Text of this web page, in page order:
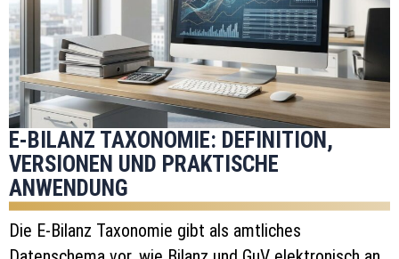
E-BILANZ TAXONOMIE: DEFINITION,
VERSIONEN UND PRAKTISCHE
ANWENDUNG
Die E-Bilanz Taxonomie gibt als amtliches